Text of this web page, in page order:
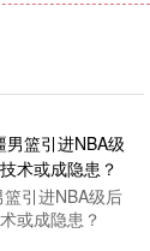
引进NBA级后
或成隐患？